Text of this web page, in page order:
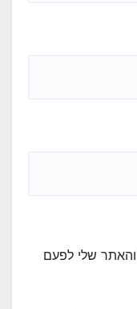
שלי לפעם